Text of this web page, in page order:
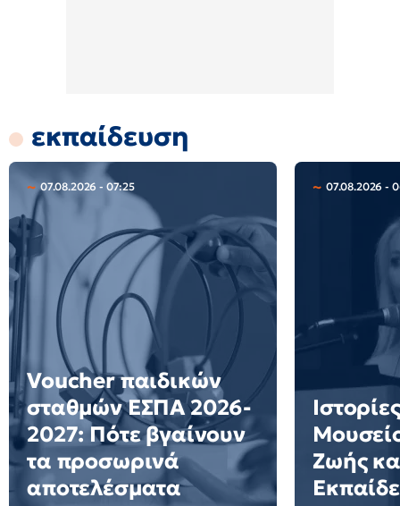
εκπαίδευση
07.08.2026 - 07:25
Voucher παιδικών
σταθμών ΕΣΠΑ 2026-
2027: Πότε βγαίνουν
τα προσωρινά
αποτελέσματα
07.08.2026 -
Ζωής